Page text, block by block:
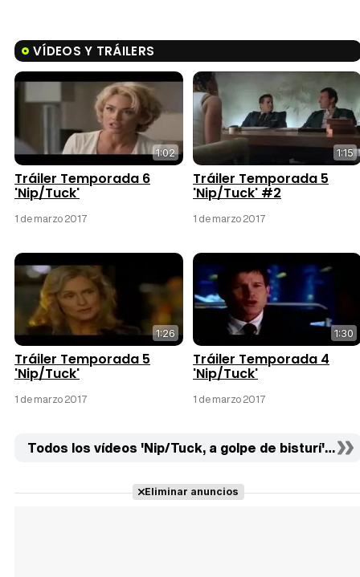
VÍDEOS Y TRÁILERS
1:02
Tráiler Temporada 6
'Nip/Tuck'
1 de marzo 2017
1:15
Tráiler Temporada 5
'Nip/Tuck' #2
1 de marzo 2017
1:26
Tráiler Temporada 5
'Nip/Tuck'
1 de marzo 2017
1:30
Tráiler Temporada 4
'Nip/Tuck'
1 de marzo 2017
Todos los vídeos 'Nip/Tuck, a golpe de bisturí' (7)
Eliminar anuncios